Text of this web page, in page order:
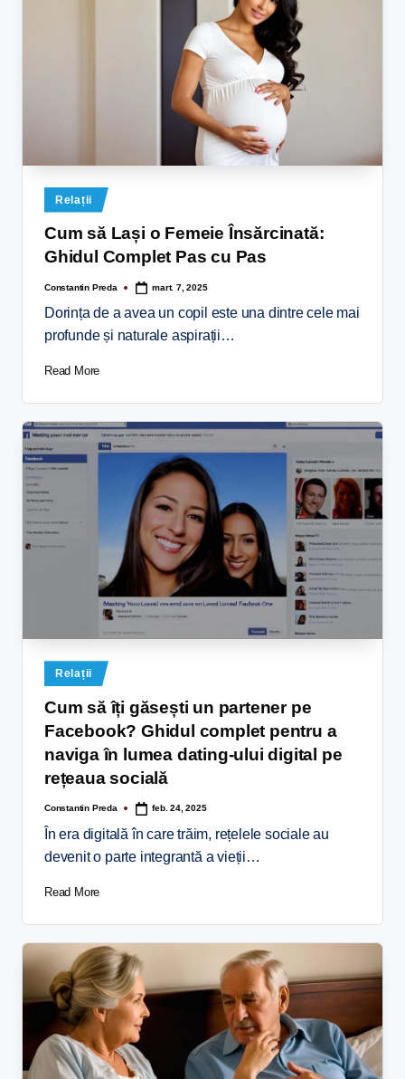
Relații
Cum să Lași o Femeie Însărcinată:
Ghidul Complet Pas cu Pas
Constantin Preda mart. 7, 2025
Dorința de a avea un copil este una dintre cele mai
profunde și naturale aspirații…
Read More
Relații
Cum să îți găsești un partener pe
Facebook? Ghidul complet pentru a
naviga în lumea dating-ului digital pe
rețeaua socială
Constantin Preda feb. 24, 2025
În era digitală în care trăim, rețelele sociale au
devenit o parte integrantă a vieții…
Read More